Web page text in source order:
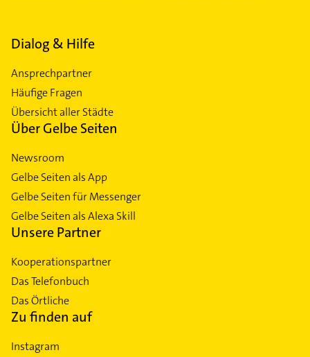
Dialog & Hilfe
Ansprechpartner
Häufige Fragen
Übersicht aller Städte
Über Gelbe Seiten
Newsroom
Gelbe Seiten als App
Gelbe Seiten für Messenger
Gelbe Seiten als Alexa Skill
Unsere Partner
Kooperationspartner
Das Telefonbuch
Das Örtliche
Zu finden auf
Instagram